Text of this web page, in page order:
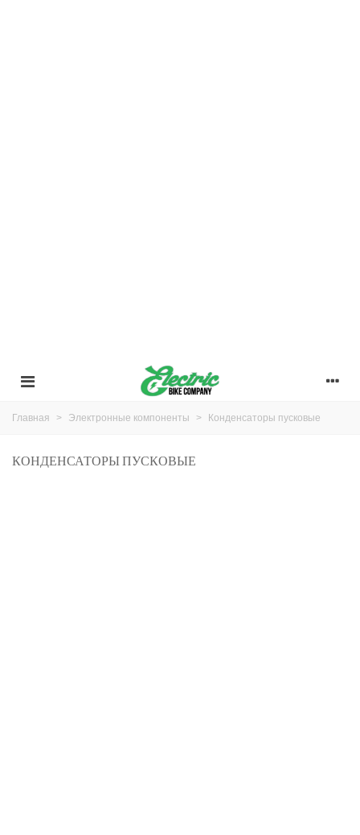
Главная > Электронные компоненты > Конденсаторы пусковые
КОНДЕНСАТОРЫ ПУСКОВЫЕ